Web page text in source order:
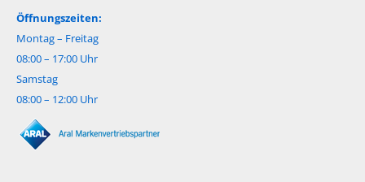
Öffnungszeiten:
Montag – Freitag
08:00 – 17:00 Uhr
Samstag
08:00 – 12:00 Uhr